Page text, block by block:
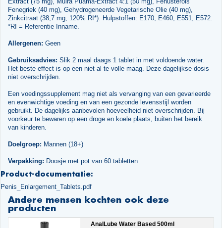
Fenegriek (40 mg), Gehydrogeneerde Vegetarische Olie (40 mg),
Zinkcitraat (38,7 mg, 120% RI*). Hulpstoffen: E170, E460, E551, E572.
*RI = Referentie Inname.
Allergenen: Geen
Gebruiksadvies: Slik 2 maal daags 1 tablet in met voldoende water.
Het beste effect is op een niet al te volle maag. Deze dagelijkse dosis
niet overschrijden.
Een voedingssupplement mag niet als vervanging van een gevarieerde
en evenwichtige voeding en van een gezonde levensstijl worden
gebruikt. De dagelijks aanbevolen hoeveelheid niet overschrijden. Bij
voorkeur te bewaren op een droge en koele plaats, buiten het bereik
van kinderen.
Doelgroep: Mannen (18+)
Verpakking: Doosje met pot van 60 tabletten
Product-documentatie:
Penis_Enlargement_Tablets.pdf
Andere mensen kochten ook deze
producten
AnalLube Water Based 500ml